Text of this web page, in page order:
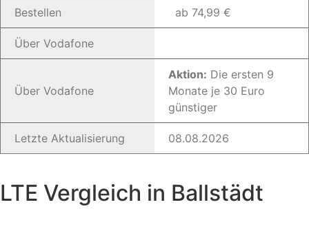
Bestellen ab 74,99 €
Über Vodafone
Über Vodafone
Aktion: Die ersten 9
Monate je 30 Euro
günstiger
Letzte Aktualisierung 08.08.2026
LTE Vergleich in Ballstädt